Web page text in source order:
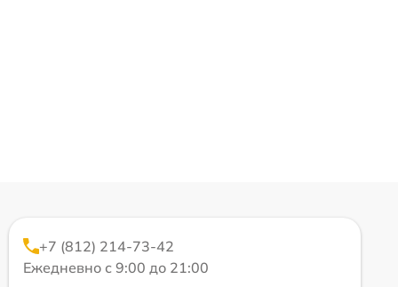
+7 (812) 214-73-42
Ежедневно с 9:00 до 21:00